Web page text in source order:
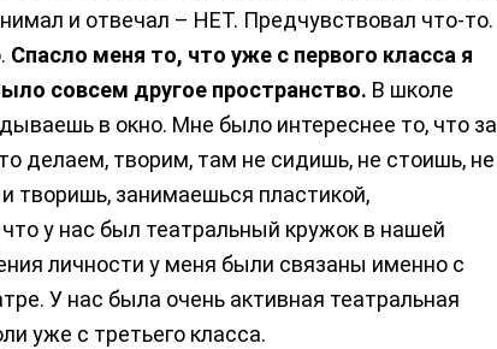
и отвечал – НЕТ. Предчувствовал что-то.
Спасло меня то, что уже с первого класса я
совсем другое пространство. В школе
в окно. Мне было интереснее то, что за
делаем, творим, там не сидишь, не стоишь, не
творишь, занимаешься пластикой,
у нас был театральный кружок в нашей
личности у меня были связаны именно с
У нас была очень активная театральная
уже с третьего класса.